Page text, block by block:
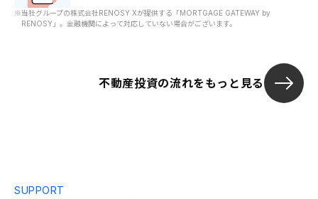
※当社グループの株式会社RENOSY Xが提供する「MORTGAGE GATEWAY by
RENOSY」。金融機関によって対応していない場合がございます。
不動産投資の流れをもっと見る
SUPPORT